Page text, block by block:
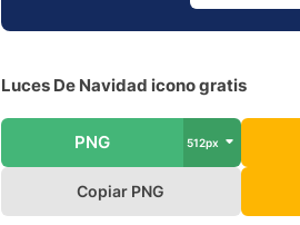
Luces De Navidad icono gratis
PNG 512px
Copiar PNG